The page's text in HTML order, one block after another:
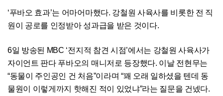
‘푸바오 효과’는 어마어마했다. 강철원 사육사를 비롯한 전 직
원이 공로를 인정받아 성과급을 받은 것이다.
6일 방송된 MBC ‘전지적 참견 시점’에서는 강철원 사육사가
자이언트 판다 푸바오의 매니저로 등장했다. 이날 전현무는
“동물이 주인공인 건 처음”이라며 “꽤 오래 일하셨을 텐데 동
물원이 이렇게까지 핫해진 적이 있었냐”라는 질문을 건넸다.